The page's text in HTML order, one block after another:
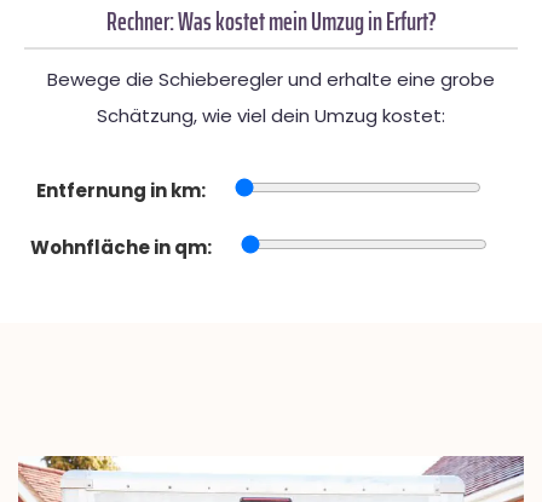
Rechner: Was kostet mein Umzug in Erfurt?
Bewege die Schieberegler und erhalte eine grobe
Schätzung, wie viel dein Umzug kostet:
Entfernung in km:
Wohnfläche in qm: